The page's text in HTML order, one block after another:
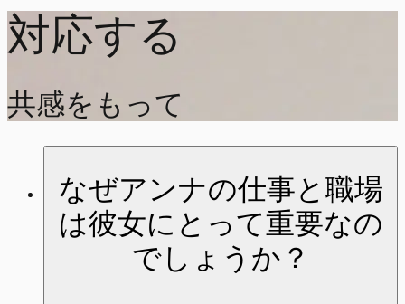
対応する
共感をもって
なぜアンナの仕事と職場
は彼女にとって重要なの
でしょうか？